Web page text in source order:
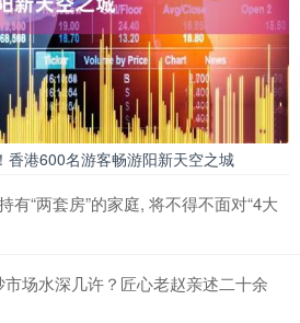
香港600名游客畅游阳新天空之城
有“两套房”的家庭, 将不得不面对“4大
场水深几许？匠心老赵亲述二十余